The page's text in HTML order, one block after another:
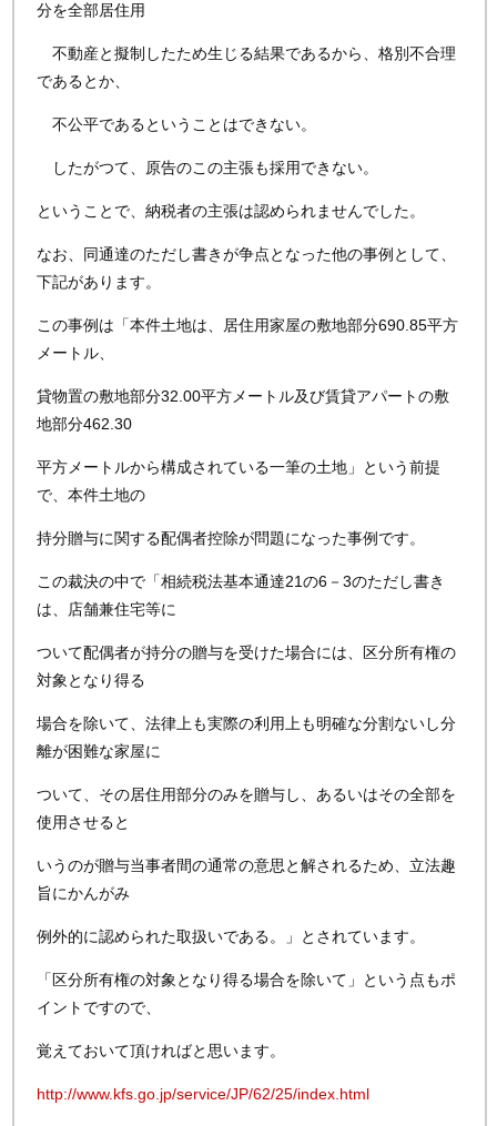
分を全部居住用
不動産と擬制したため生じる結果であるから、格別不合理
であるとか、
不公平であるということはできない。
したがつて、原告のこの主張も採用できない。
ということで、納税者の主張は認められませんでした。
なお、同通達のただし書きが争点となった他の事例として、
下記があります。
この事例は「本件土地は、居住用家屋の敷地部分690.85平方
メートル、
貸物置の敷地部分32.00平方メートル及び賃貸アパートの敷
地部分462.30
平方メートルから構成されている一筆の土地」という前提
で、本件土地の
持分贈与に関する配偶者控除が問題になった事例です。
この裁決の中で「相続税法基本通達21の6－3のただし書き
は、店舗兼住宅等に
ついて配偶者が持分の贈与を受けた場合には、区分所有権の
対象となり得る
場合を除いて、法律上も実際の利用上も明確な分割ないし分
離が困難な家屋に
ついて、その居住用部分のみを贈与し、あるいはその全部を
使用させると
いうのが贈与当事者間の通常の意思と解されるため、立法趣
旨にかんがみ
例外的に認められた取扱いである。」とされています。
「区分所有権の対象となり得る場合を除いて」という点もポ
イントですので、
覚えておいて頂ければと思います。
http://www.kfs.go.jp/service/JP/62/25/index.html